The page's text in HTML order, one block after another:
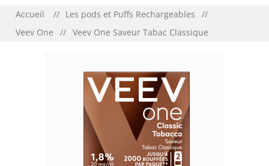
Accueil
Les pods et Puffs Rechargeables
Veev One
Veev One Saveur Tabac Classique